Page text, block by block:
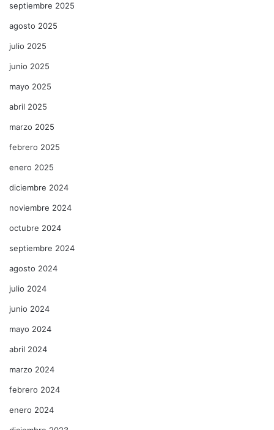
septiembre 2025
agosto 2025
julio 2025
junio 2025
mayo 2025
abril 2025
marzo 2025
febrero 2025
enero 2025
diciembre 2024
noviembre 2024
octubre 2024
septiembre 2024
agosto 2024
julio 2024
junio 2024
mayo 2024
abril 2024
marzo 2024
febrero 2024
enero 2024